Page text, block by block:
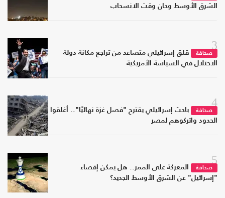
الشرق الأوسط وحان وقت الانسحاب
3
صحافة
قلق إسرائيلي متصاعد من تراجع مكانة دولة
الاحتلال في السياسة الأمريكية
4
صحافة
باحث إسرائيلي يقترح "فصل غزة نهائيًا".. أغلقوا
الحدود واتركوهم لمصر
5
صحافة
المعركة على الممر.. هل يمكن إقصاء
"إسرائيل" عن الشرق الأوسط الجديد؟